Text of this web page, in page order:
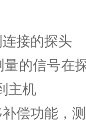
接的探头
的信号在
主机
偿功能，